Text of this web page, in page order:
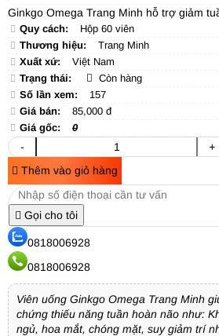
Ginkgo Omega Trang Minh hỗ trợ giảm
Quy cách:
Hộp 60 viên
Thương hiệu:
Trang Minh
Xuất xứ:
Việt Nam
Trạng thái:
Còn hàng
Số lần xem:
157
Giá bán:
85,000 đ
Giá gốc:
0
-
+
Thêm vào giỏ hàng
Gọi cho tôi
0818006928
0818006928
Viên uống Ginkgo Omega Trang Minh
chứng thiếu năng tuần hoàn não như:
ngủ, hoa mắt, chóng mặt, suy giảm trí